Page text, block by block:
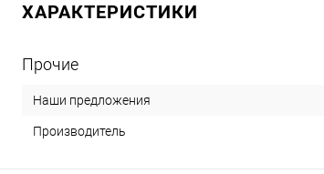
ХАРАКТЕРИСТИКИ
Прочие
Наши предложения
Производитель